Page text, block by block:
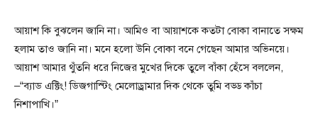
আয়াশ কি বুঝলেন জানি না। আমিও বা আয়াশকে কতটা বোকা বানাতে সক্ষম
হলাম তাও জানি না। মনে হলো উনি বোকা বনে গেছেন আমার অভিনয়ে।
আয়াশ আমার থুঁতনি ধরে নিজের মুখের দিকে তুলে বাঁকা হেঁসে বললেন,
–“ব্যাড এক্টিং! ডিজগাস্টিং মেলোড্রামার দিক থেকে তুমি বড্ড কাঁচা
নিশাপাখি।”